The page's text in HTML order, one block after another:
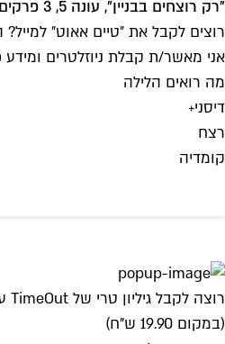
"רק רוצחים בבניין", עונה 5, 3 פרקים ראשונים עכשיו בדיסני+
רוצים לקבל את ״טיים אאוט״ למייל?
אני מאשר/ת קבלת ניוזלטרים
מה רואים הלילה
דיסני+
רצח
קומדיה
רוצה לקבל גיליון טרי של TimeOut עד הבית ב-9.90 ש"ח בלבד?
(במקום 19.90 ש"ח)